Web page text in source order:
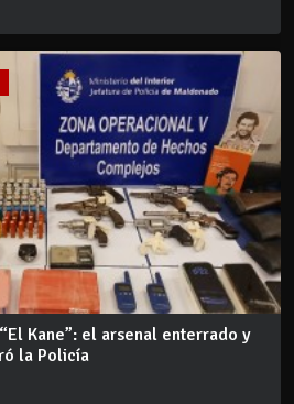
Kane”: el arsenal enterrado y
la Policía